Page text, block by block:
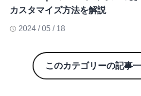
カスタマイズ方法を解説
2024 / 05 / 18
このカテゴリーの記事